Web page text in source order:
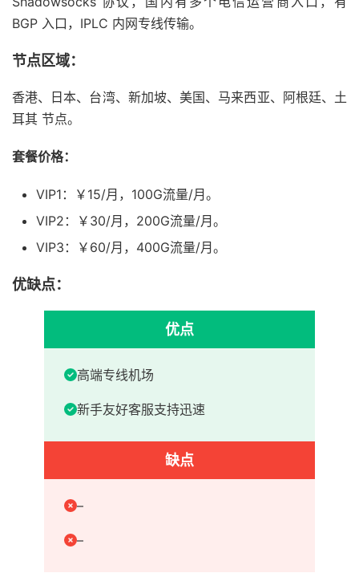
BGP 入口，IPLC 内网专线传输。
节点区域：
香港、日本、台湾、新加坡、美国、马来西亚、阿根廷、土
耳其 节点。
套餐价格：
VIP1：￥15/月，100G流量/月。
VIP2：￥30/月，200G流量/月。
VIP3：￥60/月，400G流量/月。
优缺点：
优点
高端专线机场
新手友好客服支持迅速
缺点
–
–